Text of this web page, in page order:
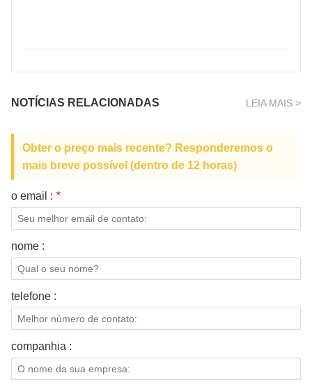
NOTÍCIAS RELACIONADAS LEIA MAIS >
Obter o preço mais recente? Responderemos o
mais breve possível (dentro de 12 horas)
o email : *
nome :
telefone :
companhia :